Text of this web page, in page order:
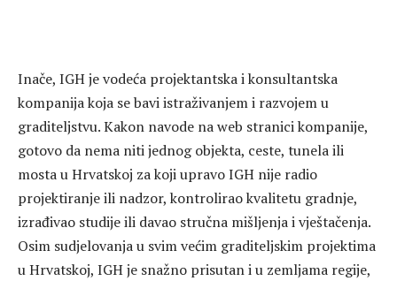
Inače, IGH je vodeća projektantska i konsultantska
kompanija koja se bavi istraživanjem i razvojem u
graditeljstvu. Kakon navode na web stranici kompanije,
gotovo da nema niti jednog objekta, ceste, tunela ili
mosta u Hrvatskoj za koji upravo IGH nije radio
projektiranje ili nadzor, kontrolirao kvalitetu gradnje,
izrađivao studije ili davao stručna mišljenja i vještačenja.
Osim sudjelovanja u svim većim graditeljskim projektima
u Hrvatskoj, IGH je snažno prisutan i u zemljama regije,